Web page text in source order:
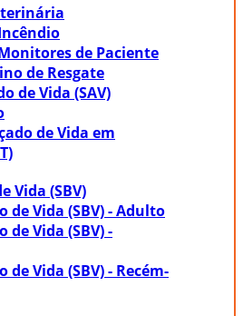
de Paciente
de Resgate
de Vida (SAV)
de Vida em
Vida (SBV)
de Vida (SBV) - Adulto
de Vida (SBV) -
de Vida (SBV) - Recém-